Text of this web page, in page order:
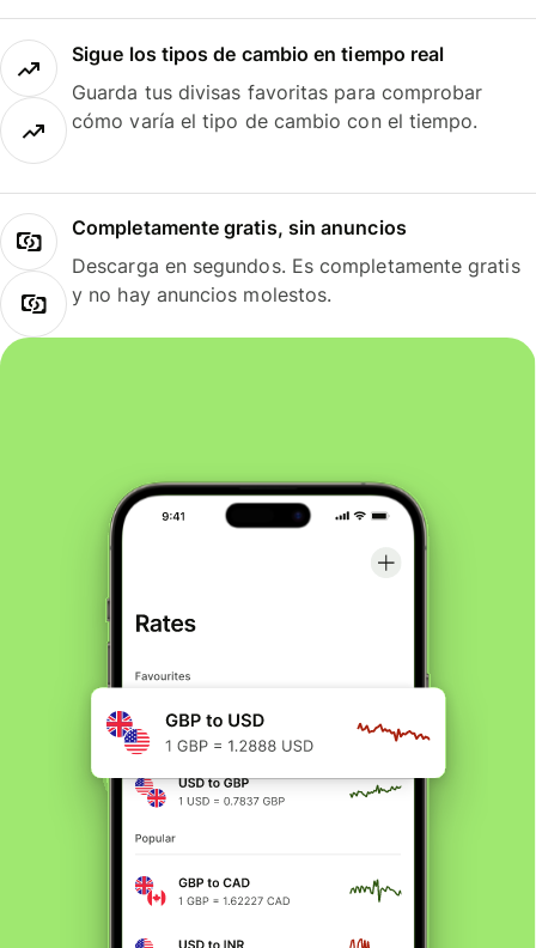
Sigue los tipos de cambio en tiempo real
Guarda tus divisas favoritas para comprobar
cómo varía el tipo de cambio con el tiempo.
Completamente gratis, sin anuncios
Descarga en segundos. Es completamente gratis
y no hay anuncios molestos.